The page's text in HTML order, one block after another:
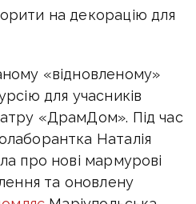
на декорацію для
«відновленому»
для учасників
«ДрамДом». Під час
Наталія
про нові мармурові
та оновлену